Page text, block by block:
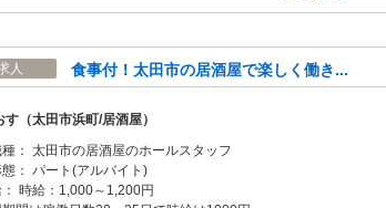
人 食事付！太田市の居酒屋で楽しく働き...
す（太田市浜町/居酒屋）
： 太田市の居酒屋のホールスタッフ
態： パート(アルバイト)
時給：1,000～1,200円